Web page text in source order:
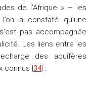
de l’Afrique » – les
a constaté qu’une
pas accompagnée
Les liens entre les
des aquifères
connus |34| .